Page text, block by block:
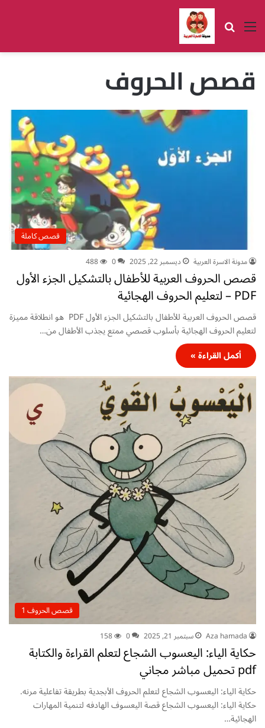
القائمة بحث عن
قصص الحروف
قصص كاملة
مدونة الاسرة العربية ديسمبر 22, 2025 0
488
قصص الحروف العربية للأطفال بالتشكيل الجزء الأول
PDF – لتعليم الحروف الهجائية
قصص الحروف العربية للأطفال بالتشكيل الجزء الأول PDF هو انطلاقة مميزة
لتعليم الحروف الهجائية بأسلوب قصصي ممتع يجذب الأطفال من…
أكمل القراءة »
قصص الحروف 1
Aza hamada سبتمبر 21, 2025 0
158
حكاية الياء: اليعسوب الشجاع لتعلم القراءة والكتابة
pdf تحميل مباشر مجاني
حكاية الياء: اليعسوب الشجاع لتعلم الحروف الأبجدية بطريقة تفاعلية مرنه.
حكاية الياء: اليعسوب الشجاع قصة اليعسوف الهادفه لتنمية المهارات
الهجائية…